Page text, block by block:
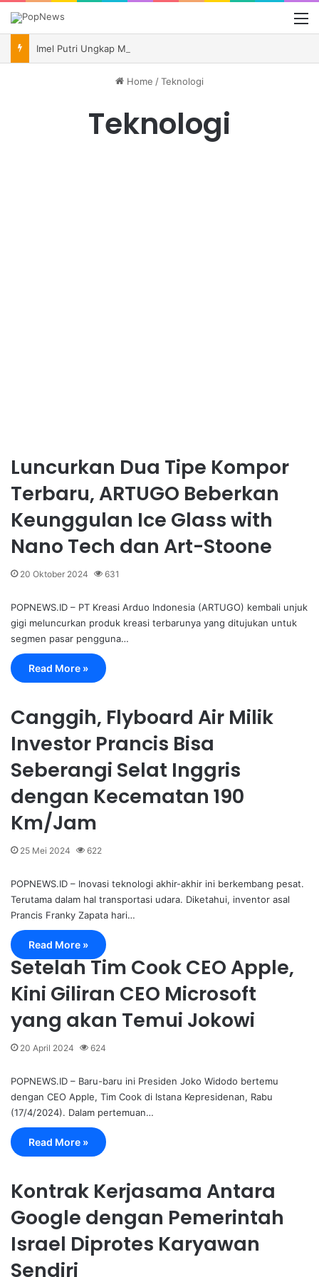
Home /Teknologi
Teknologi
Luncurkan Dua Tipe Kompor
Terbaru, ARTUGO Beberkan
Keunggulan Ice Glass with
Nano Tech dan Art-Stoone
20 Oktober 2024 631
POPNEWS.ID – PT Kreasi Arduo Indonesia (ARTUGO) kembali unjuk
gigi meluncurkan produk kreasi terbarunya yang ditujukan untuk
segmen pasar pengguna…
Read More »
Canggih, Flyboard Air Milik
Investor Prancis Bisa
Seberangi Selat Inggris
dengan Kecematan 190
Km/Jam
25 Mei 2024 622
POPNEWS.ID – Inovasi teknologi akhir-akhir ini berkembang pesat.
Terutama dalam hal transportasi udara. Diketahui, inventor asal
Prancis Franky Zapata hari…
Read More »
Setelah Tim Cook CEO Apple,
Kini Giliran CEO Microsoft
yang akan Temui Jokowi
20 April 2024 624
POPNEWS.ID – Baru-baru ini Presiden Joko Widodo bertemu
dengan CEO Apple, Tim Cook di Istana Kepresidenan, Rabu
(17/4/2024). Dalam pertemuan…
Read More »
Kontrak Kerjasama Antara
Google dengan Pemerintah
Israel Diprotes Karyawan
Sendiri